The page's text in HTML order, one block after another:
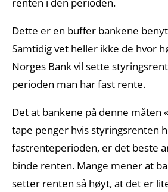
Dette er en buffer bankene
Samtidig vet heller ikke de hvor
Norges Bank vil sette
perioden man har fast rente.
Det at bankene på denne måten
tape penger hvis styringsrenten
fastrenteperioden, er det beste
binde renten. Mange mener at
setter renten så høyt, at det er